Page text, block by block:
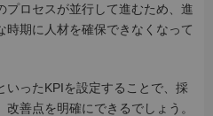
プロセスが並行して進むため、進
期に人材を確保できなくなって
いったKPIを設定することで、採
善点を明確にできるでしょう。